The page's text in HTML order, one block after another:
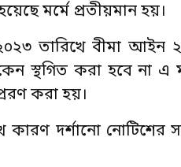
মর্মে প্রতীয়মান হয়।
তারিখে বীমা আইন
কেন স্থগিত করা হবে না
করা হয়।
দর্শানো নোটিশের